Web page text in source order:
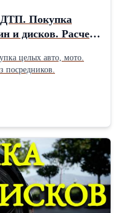
ДТП. Покупка
и дисков. Расчет
целых авто, мото.
посредников.